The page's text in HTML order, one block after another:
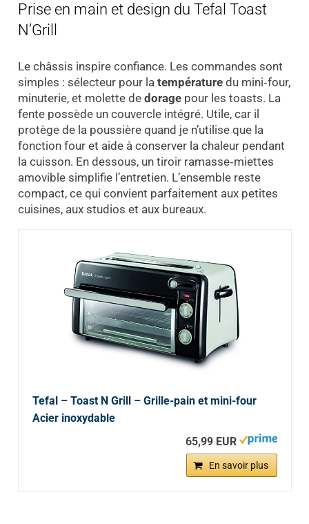
Prise en main et design du Tefal Toast
N’Grill
Le châssis inspire confiance. Les commandes sont
simples : sélecteur pour la températuredu mini‑four,
minuterie, et molette de doragepour les toasts. La
fente possède un couvercle intégré. Utile, car il
protège de la poussière quand je n’utilise que la
fonction four et aide à conserver la chaleur pendant
la cuisson. En dessous, un tiroir ramasse‑miettes
amovible simplifie l’entretien. L’ensemble reste
compact, ce qui convient parfaitement aux petites
cuisines, aux studios et aux bureaux.
Tefal – Toast N Grill – Grille-pain et mini-four
Acier inoxydable
65,99 EUR
En savoir plus